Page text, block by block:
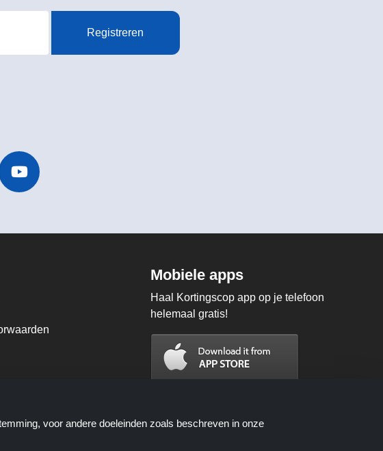
Registreren
Mobiele apps
Haal Kortingscop app op je telefoon
helemaal gratis!
voor andere doeleinden zoals beschreven in onze